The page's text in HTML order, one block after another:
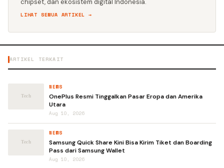
chipset, dan ekosistem digital Indonesia.
LIHAT SEMUA ARTIKEL →
ARTIKEL TERKAIT
NEWS
OnePlus Resmi Tinggalkan Pasar Eropa dan Amerika
Utara
Aug 10, 2026
NEWS
Samsung Quick Share Kini Bisa Kirim Tiket dan Boarding
Pass dari Samsung Wallet
Aug 10, 2026